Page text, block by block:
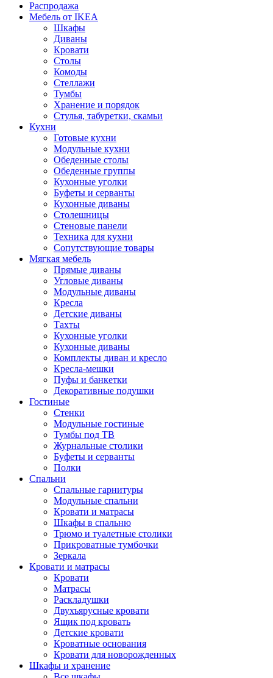
Распродажа
Мебель от IKEA
Шкафы
Диваны
Кровати
Столы
Комоды
Стеллажи
Тумбы
Хранение и порядок
Стулья, табуретки, скамьи
Кухни
Готовые кухни
Модульные кухни
Обеденные столы
Обеденные группы
Кухонные уголки
Буфеты и серванты
Кухонные диваны
Столешницы
Стеновые панели
Техника для кухни
Сопутствующие товары
Мягкая мебель
Прямые диваны
Угловые диваны
Модульные диваны
Кресла
Детские диваны
Тахты
Кухонные уголки
Кухонные диваны
Комплекты диван и кресло
Кресла-мешки
Пуфы и банкетки
Декоративные подушки
Гостиные
Стенки
Модульные гостиные
Тумбы под ТВ
Журнальные столики
Буфеты и серванты
Полки
Спальни
Спальные гарнитуры
Модульные спальни
Кровати и матрасы
Шкафы в спальню
Трюмо и туалетные столики
Прикроватные тумбочки
Зеркала
Кровати и матрасы
Кровати
Матрасы
Раскладушки
Двухъярусные кровати
Ящик под кровать
Детские кровати
Кроватные основания
Кровати для новорожденных
Шкафы и хранение